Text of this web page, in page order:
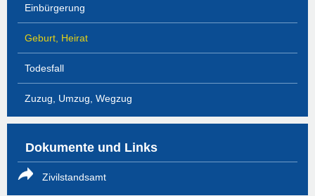
Einbürgerung
Geburt, Heirat
Todesfall
Zuzug, Umzug, Wegzug
Dokumente und Links
Zivilstandsamt